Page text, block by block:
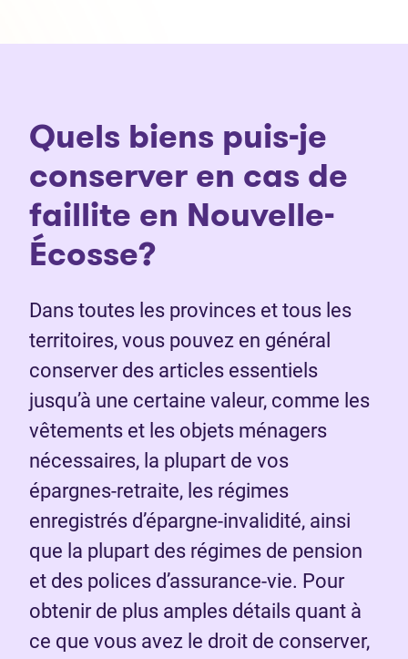
Quels biens puis-je
conserver en cas de
faillite en Nouvelle-
Écosse?
Dans toutes les provinces et tous les
territoires, vous pouvez en général
conserver des articles essentiels
jusqu’à une certaine valeur, comme les
vêtements et les objets ménagers
nécessaires, la plupart de vos
épargnes-retraite, les régimes
enregistrés d’épargne-invalidité, ainsi
que la plupart des régimes de pension
et des polices d’assurance-vie. Pour
obtenir de plus amples détails quant à
ce que vous avez le droit de conserver,